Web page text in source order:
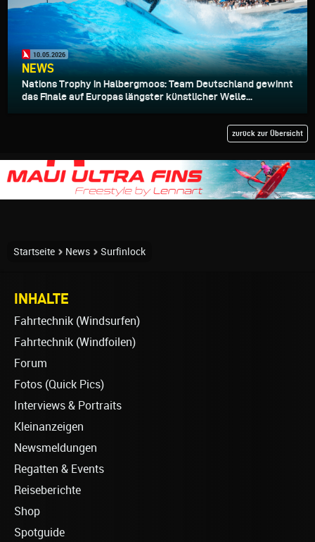
10.05.2026
NEWS
Nations Trophy in Halbergmoos: Team Deutschland gewinnt
das Finale auf Europas längster künstlicher Welle...
zurück zur Übersicht
Startseite News Surfinlock
INHALTE
Fahrtechnik (Windsurfen)
Fahrtechnik (Windfoilen)
Forum
Fotos (Quick Pics)
Interviews & Portraits
Kleinanzeigen
Newsmeldungen
Regatten & Events
Reiseberichte
Shop
Spotguide